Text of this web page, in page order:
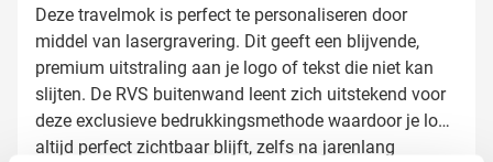
Deze travelmok is perfect te personaliseren door
middel van lasergravering. Dit geeft een blijvende,
premium uitstraling aan je logo of tekst die niet kan
slijten. De RVS buitenwand leent zich uitstekend voor
deze exclusieve bedrukkingsmethode waardoor je logo
altijd perfect zichtbaar blijft, zelfs na jarenlang